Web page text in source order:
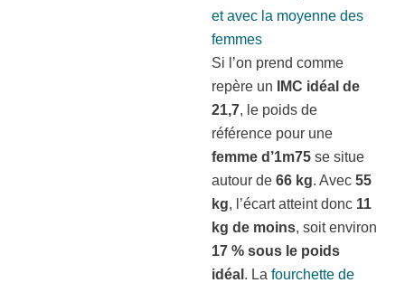
et avec la moyenne des
femmes
Si l’on prend comme
repère un
IMC idéal de
21,7, le poids de
référence pour une
femme d’1m75 se situe
autour de 66 kg. Avec 55
kg, l’écart atteint donc 11
kg de moins, soit environ
17 % sous le poids
idéal . La fourchette de